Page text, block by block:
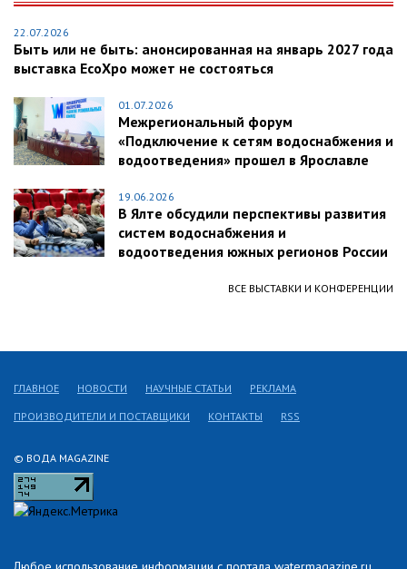
22.07.2026
Быть или не быть: анонсированная на январь 2027 года
выставка EcoXpo может не состояться
01.07.2026
Межрегиональный форум
«Подключение к сетям водоснабжения и
водоотведения» прошел в Ярославле
19.06.2026
В Ялте обсудили перспективы развития
систем водоснабжения и
водоотведения южных регионов России
ВСЕ ВЫСТАВКИ И КОНФЕРЕНЦИИ
© ВОДА MAGAZINE
ГЛАВНОЕ НОВОСТИ НАУЧНЫЕ СТАТЬИ РЕКЛАМА
ПРОИЗВОДИТЕЛИ И ПОСТАВЩИКИ КОНТАКТЫ RSS